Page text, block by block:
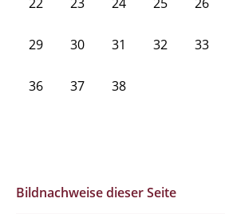
29 30 31 32 33
36 37 38
Bildnachweise dieser Seite